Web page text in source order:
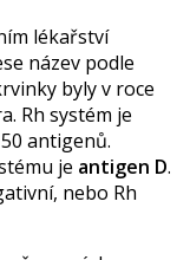
lékařství
název podle
byly v roce
Rh systém je
antigenů.
je antigen D.
nebo Rh